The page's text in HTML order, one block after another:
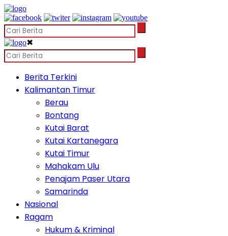
✖
Berita Terkini
Kalimantan Timur
Berau
Bontang
Kutai Barat
Kutai Kartanegara
Kutai Timur
Mahakam Ulu
Penajam Paser Utara
Samarinda
Nasional
Ragam
Hukum & Kriminal